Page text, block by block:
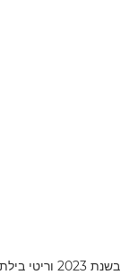
בשנת 2023